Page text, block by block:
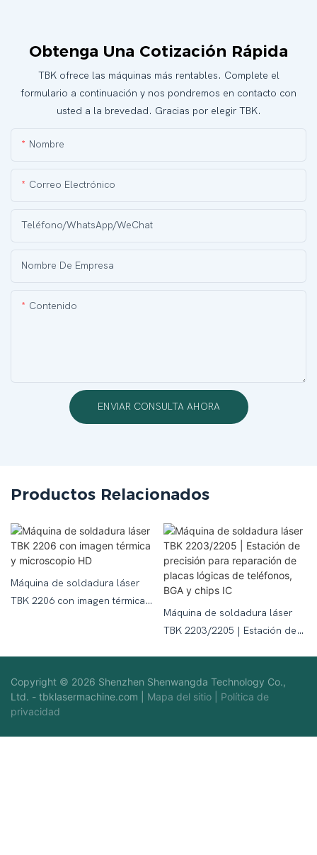
Obtenga Una Cotización Rápida
TBK ofrece las máquinas más rentables. Complete el
formulario a continuación y nos pondremos en contacto con
usted a la brevedad. Gracias por elegir TBK.
Nombre
Correo Electrónico
Teléfono/WhatsApp/WeChat
Nombre De Empresa
Contenido
ENVIAR CONSULTA AHORA
Productos Relacionados
Máquina de soldadura láser
TBK 2206 con imagen térmica y
Máquina de soldadura láser
TBK 2203/2205 | Estación de
BGA y chips IC
Copyright © 2026 Shenzhen Shenwangda Technology Co.,
Ltd. - tbklasermachine.com Mapa del sitio
Política de
privacidad